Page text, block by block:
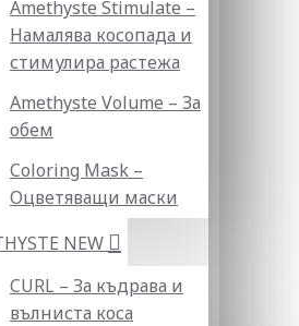
Amethyste Stimulate –
Намалява косопада и
стимулира растежа
Amethyste Volume – За
обем
Coloring Mask –
Оцветяващи маски
NEW
CURL – За къдрава и
вълниста коса